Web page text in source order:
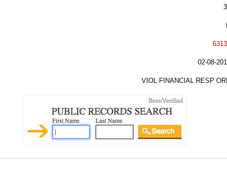
02-08-
VIOL FINANCIAL RESP